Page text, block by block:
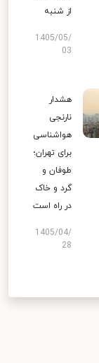
از شنبه
1405/05/
03
هشدار
نارنجی
هواشناسی
برای تهران؛
طوفان و
گرد و خاک
در راه است
1405/04/
28